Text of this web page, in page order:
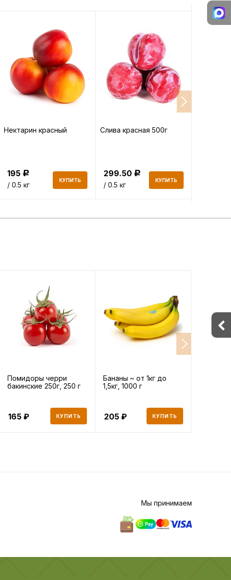
Нектарин красный
195 Р
/ 0.5 кг
КУПИТЬ
Слива красная 500г
299.50 Р
/ 0.5 кг
КУПИТЬ
Помидоры черри
бакинские 250г, 250 г
165 КУПИТЬ
Бананы ~ от 1кг до
1,5кг, 1000 г
205 КУПИТЬ
Мы принимаем